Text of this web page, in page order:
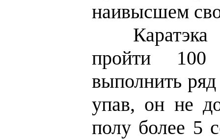
наивысшем
Каратэка
пройти
выполнить
упав, он не
полу более 5